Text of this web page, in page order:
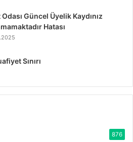
Güncel Üyelik Kaydınız
Hatası
Sınırı
876